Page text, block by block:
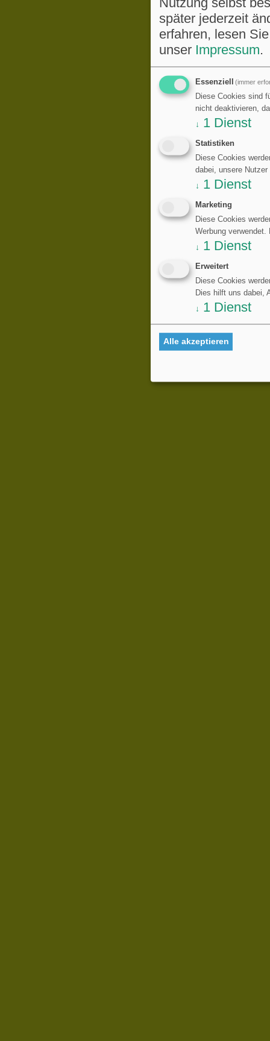
Nutzung selbst
später jederzeit
erfahren, lesen
unser Impressum.
Essenziell (immer
Diese Cookies sind
nicht deaktivieren,
↓ 1 Dienst
Statistiken
Diese Cookies
dabei, unsere
↓ 1 Dienst
Marketing
Diese Cookies
Werbung
↓ 1 Dienst
Erweitert
Diese Cookies
Dies hilft uns dabei,
↓ 1 Dienst
Alle akzeptieren